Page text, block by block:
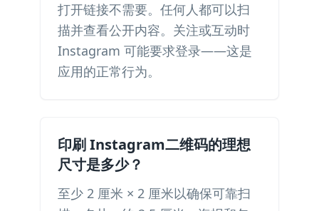
打开链接不需要。任何人都可以扫
描并查看公开内容。关注或互动时
Instagram 可能要求登录——这是
应用的正常行为。
印刷 Instagram二维码的理想
尺寸是多少？
至少 2 厘米 × 2 厘米以确保可靠扫